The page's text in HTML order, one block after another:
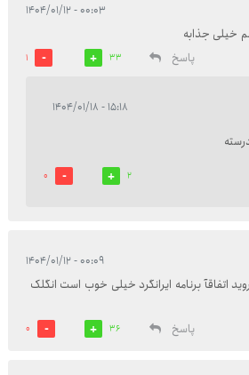
۰۰:۰۳ - ۱۴۰۴/۰۱/۱۲
خیلی جذابه
پاسخ
33
1
۱۵:۱۸ - ۱۴۰۴/۰۱/۱۸
2
0
۰۰:۰۹ - ۱۴۰۴/۰۱/۱۲
اتفاقآ برنامه ایرانگرد خیلی خوب است انگلک
پاسخ
36
0